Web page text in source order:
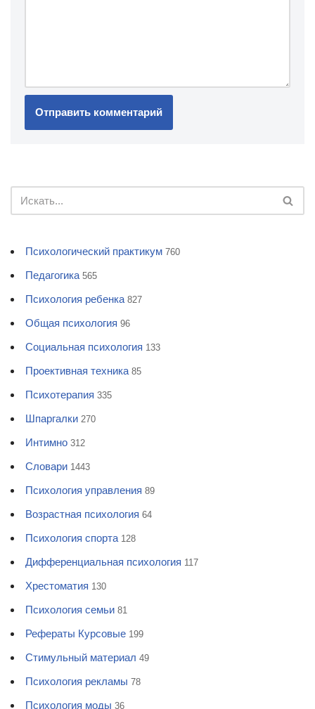
Психологический практикум 760
Педагогика 565
Психология ребенка 827
Общая психология 96
Социальная психология 133
Проективная техника 85
Психотерапия 335
Шпаргалки 270
Интимно 312
Словари 1443
Психология управления 89
Возрастная психология 64
Психология спорта 128
Дифференциальная психология 117
Хрестоматия 130
Психология семьи 81
Рефераты Курсовые 199
Стимульный материал 49
Психология рекламы 78
Психология моды 36